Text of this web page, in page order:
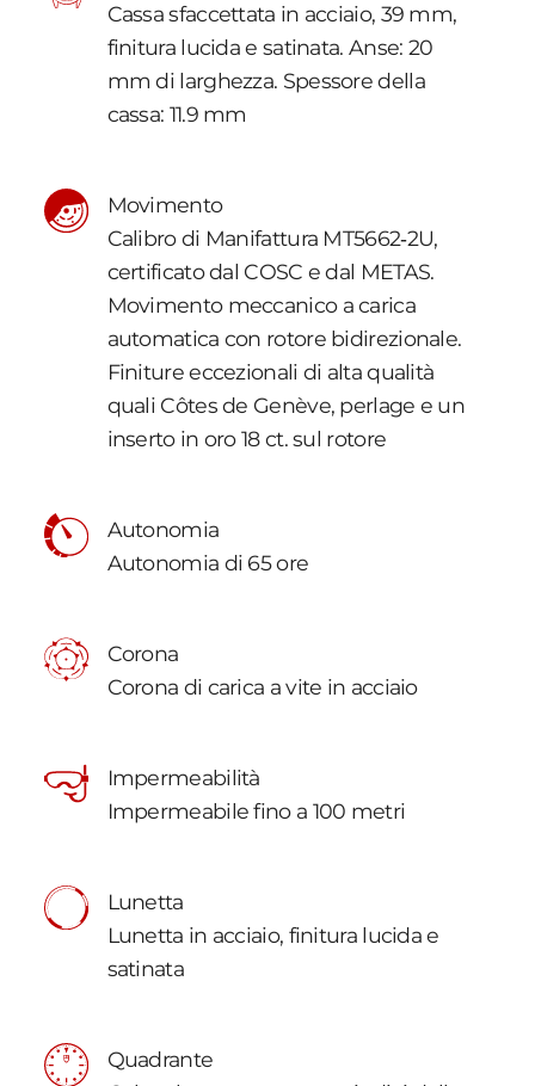
Cassa sfaccettata in acciaio, 39 mm,
finitura lucida e satinata. Anse: 20
mm di larghezza. Spessore della
cassa: 11.9 mm
Movimento
Calibro di Manifattura MT5662‑2U,
certificato dal COSC e dal METAS.
Movimento meccanico a carica
automatica con rotore bidirezionale.
Finiture eccezionali di alta qualità
quali Côtes de Genève, perlage e un
inserto in oro 18 ct. sul rotore
Autonomia
Autonomia di 65 ore
Corona
Corona di carica a vite in acciaio
Impermeabilità
Impermeabile fino a 100 metri
Lunetta
Lunetta in acciaio, finitura lucida e
satinata
Quadrante